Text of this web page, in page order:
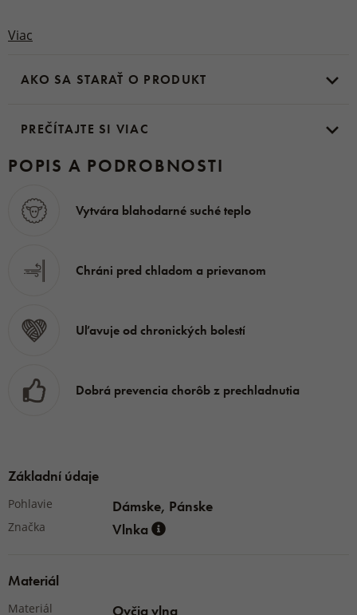
Ortéza má na celej vnútornej
zdraviu prospešná.Vďaka prírodnému materiáluje
Materiál: ovčia vlna Merino
Obvod cez koleno
M - 34-36 cm
Dĺžka
M - 29 cm
Viac
AKO SA STARAŤ O PRODUKT
PREČÍTAJTE SI VIAC
POPIS A PODROBNOSTI
Vytvára blahodarné suché teplo
Chráni pred chladom a prievanom
Uľavuje od chronických bolestí
Dobrá prevencia chorôb z prechladnutia
Základní údaje
Pohlavie Dámske, Pánske
Značka Vlnka
Materiál
Materiál Ovčia vlna